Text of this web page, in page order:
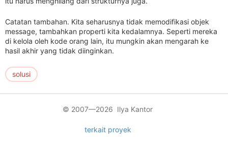
Catatan tambahan. Kita seharusnya tidak memodifikasi objek
message, tambahkan properti kita kedalamnya. Seperti mereka
di kelola oleh kode orang lain, itu mungkin akan mengarah ke
hasil akhir yang tidak diinginkan.
solusi
© 2007—2026 Ilya Kantor
terkait proyek